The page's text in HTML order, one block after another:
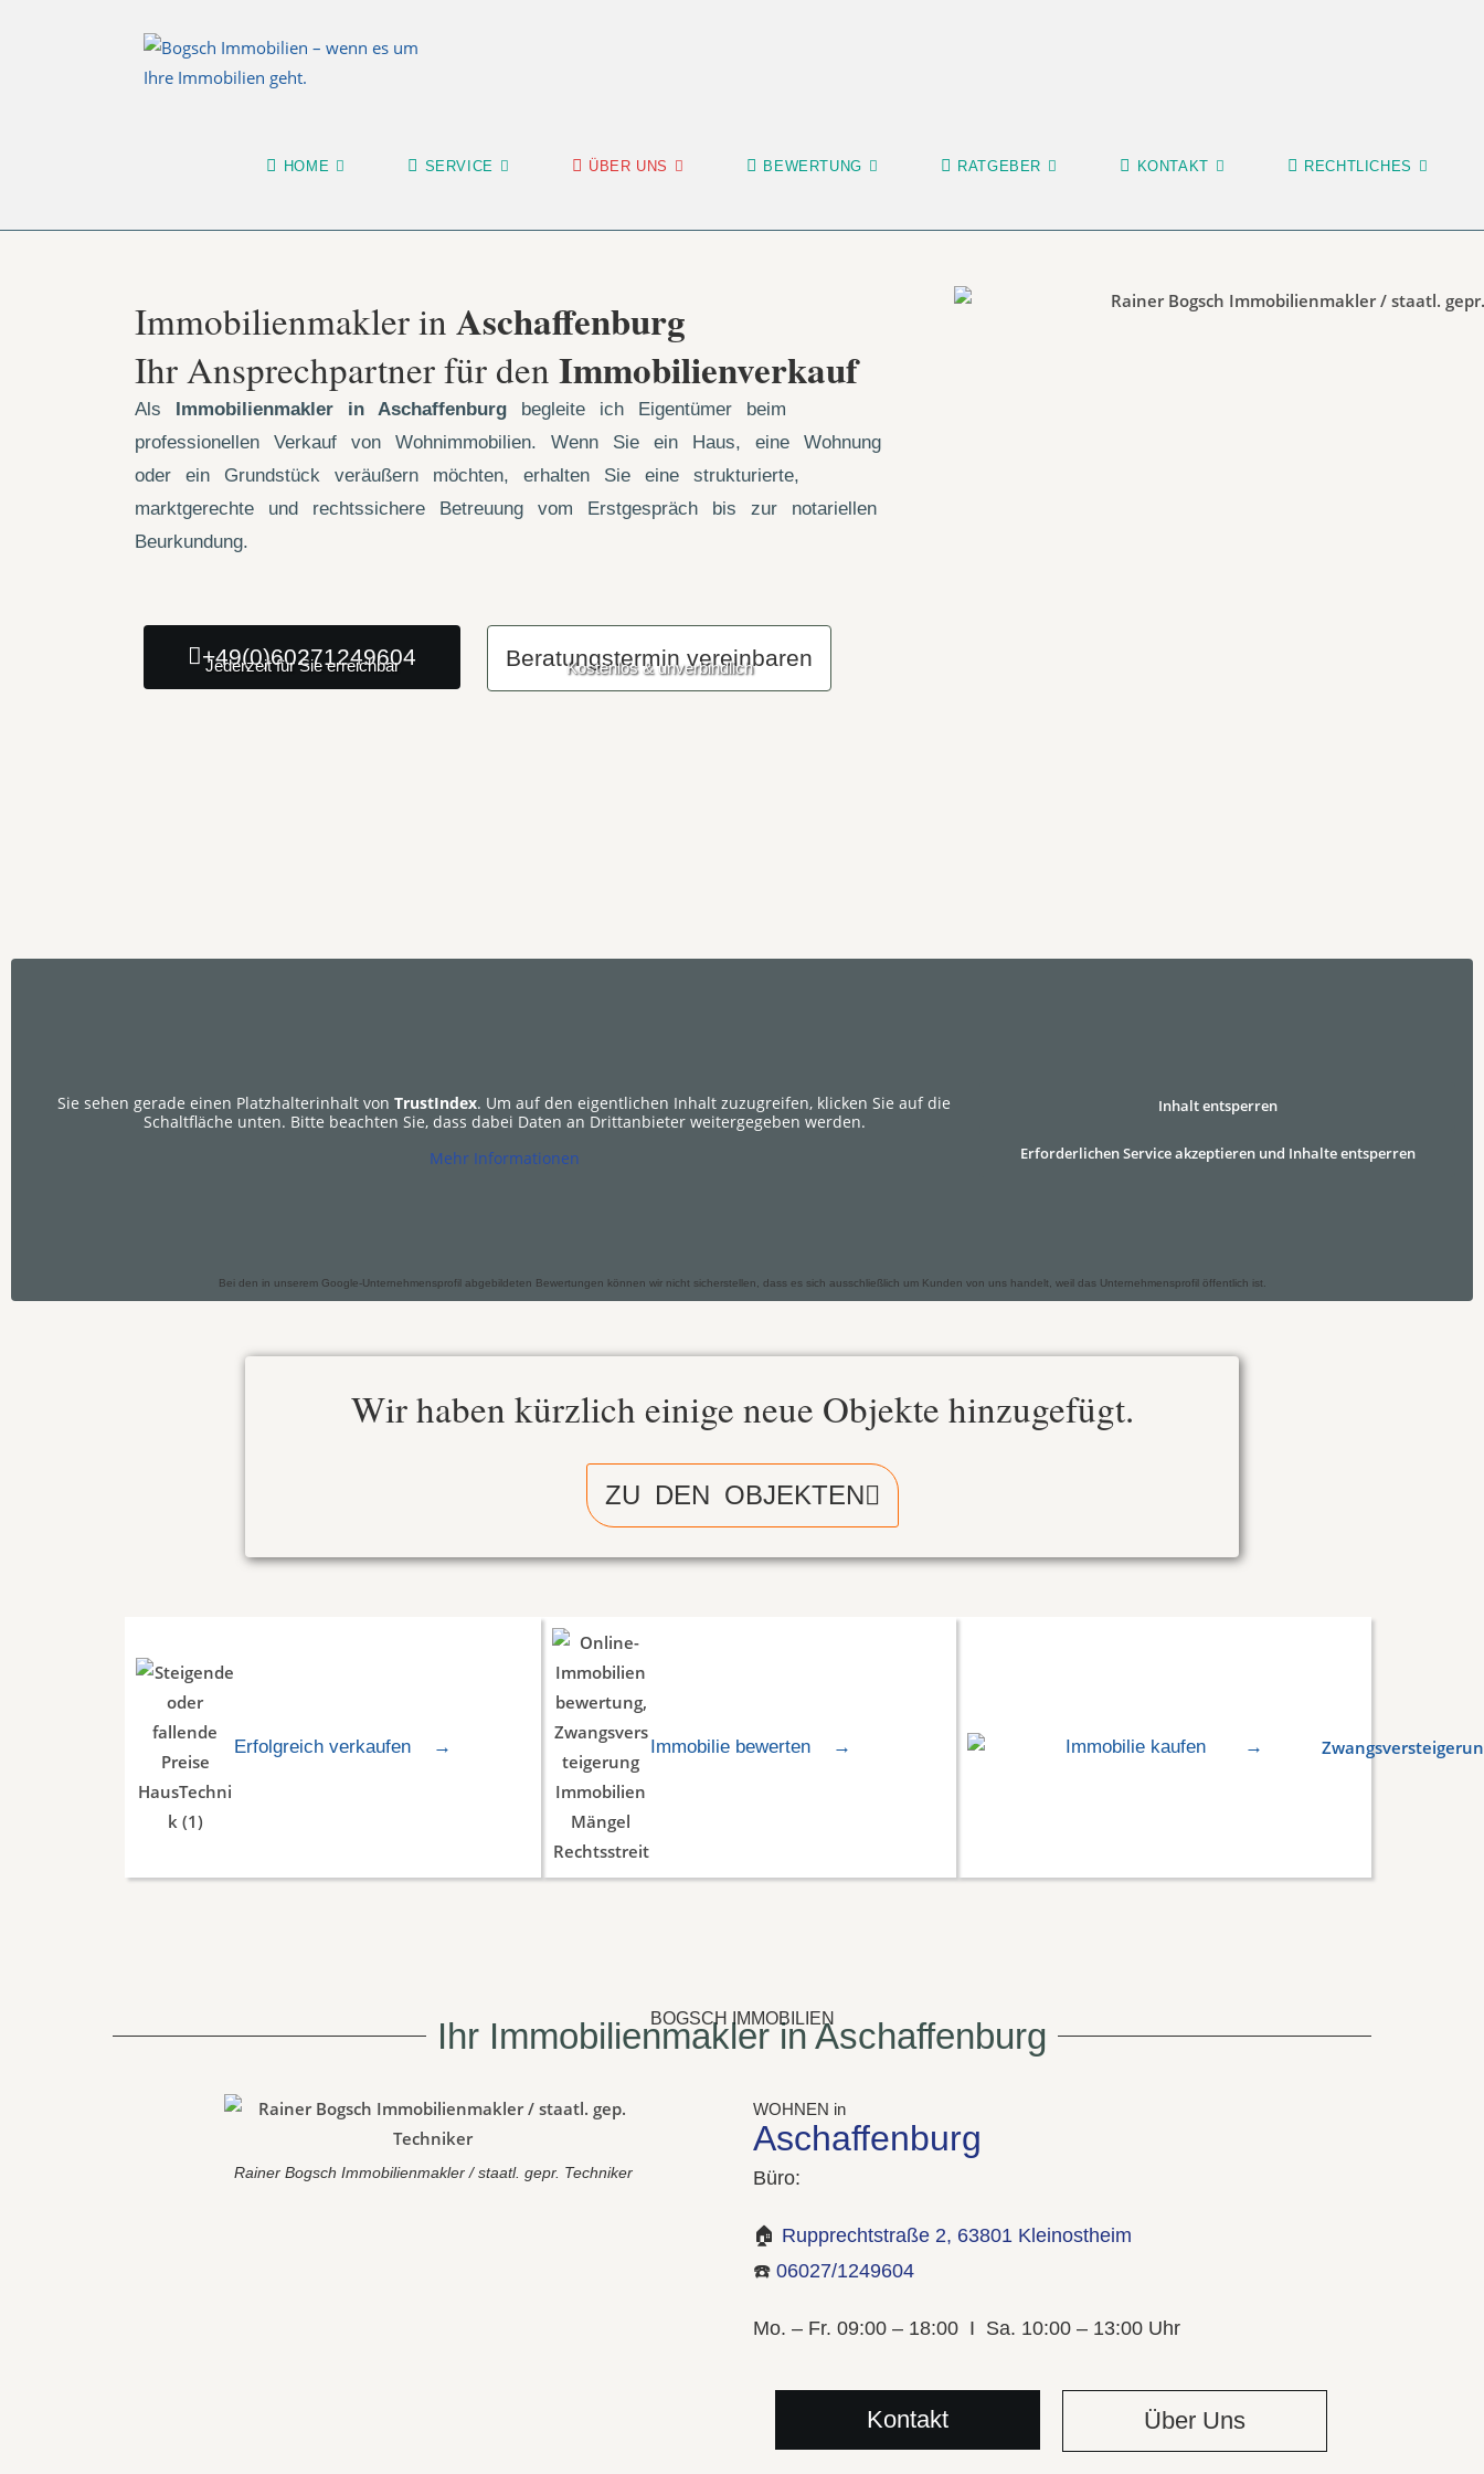
HOME SERVICE ÜBER UNS BEWERTUNG RATGEBER KONTAKT RECHTLICHES
Immobilienmakler in Aschaffenburg
Ihr Ansprechpartner für den Immobilienverkauf
Als Immobilienmakler in Aschaffenburg begleite ich Eigentümer beim
professionellen Verkauf von Wohnimmobilien. Wenn Sie ein Haus, eine Wohnung
oder ein Grundstück veräußern möchten, erhalten Sie eine strukturierte,
marktgerechte und rechtssichere Betreuung vom Erstgespräch bis zur notariellen
Beurkundung.
+49(0)60271249604
Jederzeit für Sie erreichbar Beratungstermin vereinbaren
Kostenlos & unverbindlich
Sie sehen gerade einen Platzhalterinhalt vonTrustIndex. Um auf den eigentlichen Inhalt zuzugreifen, klicken Sie auf die
Schaltfläche unten. Bitte beachten Sie, dass dabei Daten an Drittanbieter weitergegeben werden.
Mehr Informationen
Inhalt entsperren
Erforderlichen Service akzeptieren und Inhalte entsperren
Bei den in unserem Google-Unternehmensprofil abgebildeten Bewertungen können wir nicht sicherstellen, dass es sich ausschließlich um Kunden von uns handelt, weil das Unternehmensprofil öffentlich ist.
Wir haben kürzlich einige neue Objekte hinzugefügt.
ZU DEN OBJEKTEN
Immobilie kaufen →
Immobilie bewerten →
Erfolgreich verkaufen →
BOGSCH IMMOBILIEN
Ihr Immobilienmakler in Aschaffenburg
Rainer Bogsch Immobilienmakler / staatl. gepr. Techniker
WOHNEN in
Aschaffenburg
Büro:
🏠 Rupprechtstraße 2, 63801 Kleinostheim
☎️ 06027/1249604
Mo. – Fr. 09:00 – 18:00 I Sa. 10:00 – 13:00 Uhr
Kontakt Über Uns